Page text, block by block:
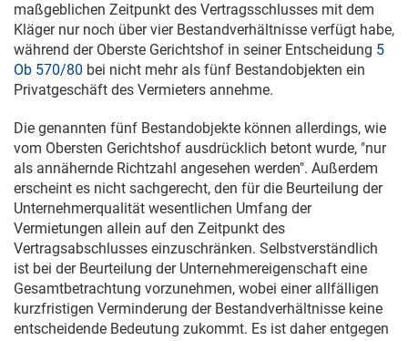
maßgeblichen Zeitpunkt des Vertragsschlusses mit dem
Kläger nur noch über vier Bestandverhältnisse verfügt habe,
während der Oberste Gerichtshof in seiner Entscheidung 5
Ob 570/80 bei nicht mehr als fünf Bestandobjekten ein
Privatgeschäft des Vermieters annehme.
Die genannten fünf Bestandobjekte können allerdings, wie
vom Obersten Gerichtshof ausdrücklich betont wurde, "nur
als annähernde Richtzahl angesehen werden". Außerdem
erscheint es nicht sachgerecht, den für die Beurteilung der
Unternehmerqualität wesentlichen Umfang der
Vermietungen allein auf den Zeitpunkt des
Vertragsabschlusses einzuschränken. Selbstverständlich
ist bei der Beurteilung der Unternehmereigenschaft eine
Gesamtbetrachtung vorzunehmen, wobei einer allfälligen
kurzfristigen Verminderung der Bestandverhältnisse keine
entscheidende Bedeutung zukommt. Es ist daher entgegen